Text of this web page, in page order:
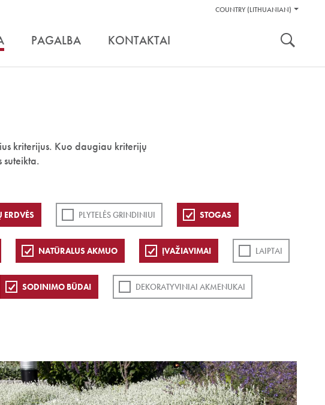
Pagalbos
COUNTRY (LITHUANIAN)
PAGALBA KONTAKTAI
kriterijus. Kuo daugiau kriterijų
suteikta.
ERDVĖS PLYTELĖS GRINDINIUI STOGAS
NATŪRALUS AKMUO ĮVAŽIAVIMAI LAIPTAI
SODINIMO BŪDAI DEKORATYVINIAI AKMENUKAI